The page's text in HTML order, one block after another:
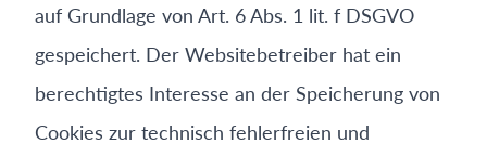
auf Grundlage von Art. 6 Abs. 1 lit. f DSGVO
gespeichert. Der Websitebetreiber hat ein
berechtigtes Interesse an der Speicherung von
Cookies zur technisch fehlerfreien und